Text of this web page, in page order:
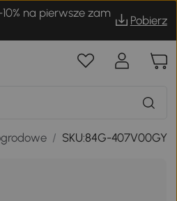
10% na pierwsze zam
Pobierz
/ SKU:84G-407V00GY